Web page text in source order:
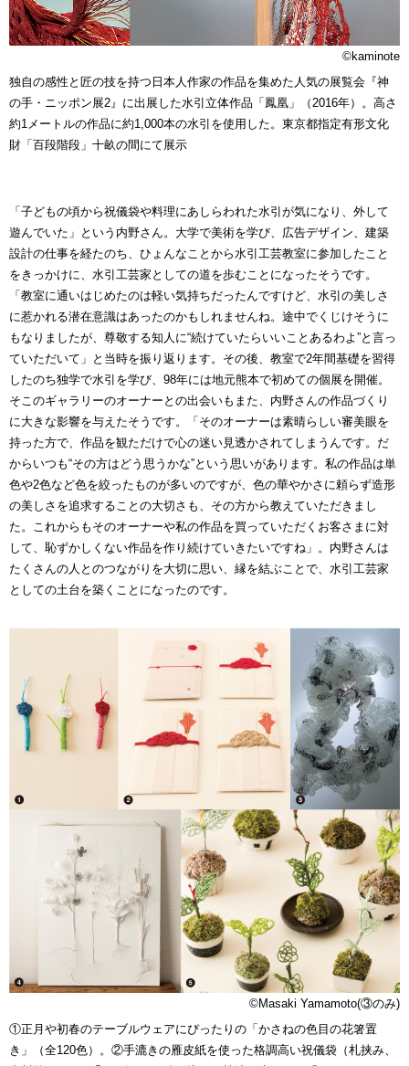
©kaminote
独自の感性と匠の技を持つ日本人作家の作品を集めた人気の展覧会『神
の手・ニッポン展2』に出展した水引立体作品「鳳凰」（2016年）。高さ
約1メートルの作品に約1,000本の水引を使用した。東京都指定有形文化
財「百段階段」十畝の間にて展示
「子どもの頃から祝儀袋や料理にあしらわれた水引が気になり、外して
遊んでいた」という内野さん。大学で美術を学び、広告デザイン、建築
設計の仕事を経たのち、ひょんなことから水引工芸教室に参加したこと
をきっかけに、水引工芸家としての道を歩むことになったそうです。
「教室に通いはじめたのは軽い気持ちだったんですけど、水引の美しさ
に惹かれる潜在意識はあったのかもしれませんね。途中でくじけそうに
もなりましたが、尊敬する知人に“続けていたらいいことあるわよ”と言っ
ていただいて」と当時を振り返ります。その後、教室で2年間基礎を習得
したのち独学で水引を学び、98年には地元熊本で初めての個展を開催。
そこのギャラリーのオーナーとの出会いもまた、内野さんの作品づくり
に大きな影響を与えたそうです。「そのオーナーは素晴らしい審美眼を
持った方で、作品を観ただけで心の迷い見透かされてしまうんです。だ
からいつも“その方はどう思うかな”という思いがあります。私の作品は単
色や2色など色を絞ったものが多いのですが、色の華やかさに頼らず造形
の美しさを追求することの大切さも、その方から教えていただきまし
た。これからもそのオーナーや私の作品を買っていただくお客さまに対
して、恥ずかしくない作品を作り続けていきたいですね」。内野さんは
たくさんの人とのつながりを大切に思い、縁を結ぶことで、水引工芸家
としての土台を築くことになったのです。
©Masaki Yamamoto(③のみ)
①正月や初春のテーブルウェアにぴったりの「かさねの色目の花箸置
き」（全120色）。②手漉きの雁皮紙を使った格調高い祝儀袋（札挟み、